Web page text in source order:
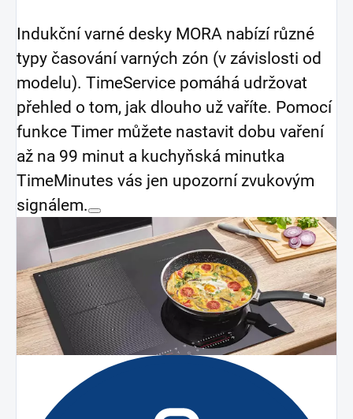
Indukční varné desky MORA nabízí různé
typy časování varných zón (v závislosti od
modelu). TimeService pomáhá udržovat
přehled o tom, jak dlouho už vaříte. Pomocí
funkce Timer můžete nastavit dobu vaření
až na 99 minut a kuchyňská minutka
TimeMinutes vás jen upozorní zvukovým
signálem.